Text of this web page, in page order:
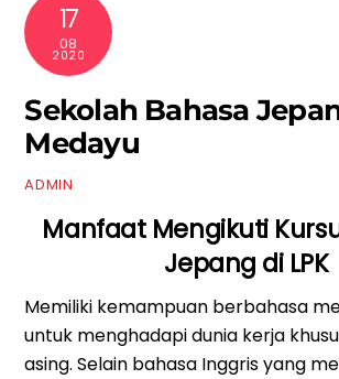
17
08
2020
Sekolah Bahasa
Medayu
ADMIN
Manfaat Mengikuti
Jepang di LPK
Memiliki kemampuan berbahasa
untuk menghadapi dunia kerja
asing. Selain bahasa Inggris yang